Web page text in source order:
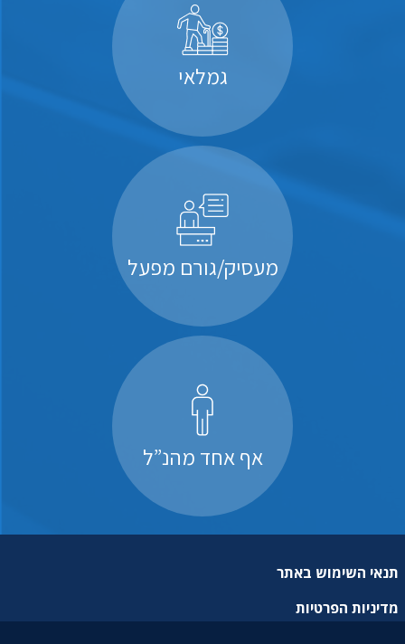
גמלאי
מעסיק/גורם מפעל
אף אחד מהנ”ל
תנאי השימוש באתר
מדיניות הפרטיות